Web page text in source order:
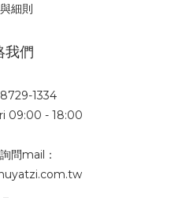
細則
我們
1334
09:00 - 18:00
問mail：